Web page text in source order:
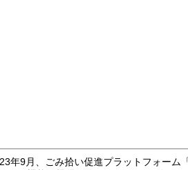
年9月、ごみ拾い促進プラットフォーム